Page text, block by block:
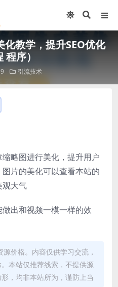
教学，提升SEO优化
程序）
引流技术
略图进行美化，提升用户
片的美化可以查看本站的
观大气
出和视频一模一样的效
价格。内容仅供学习交流，
本站仅推荐线索，不提供源
，均非本站所为，谨防上当